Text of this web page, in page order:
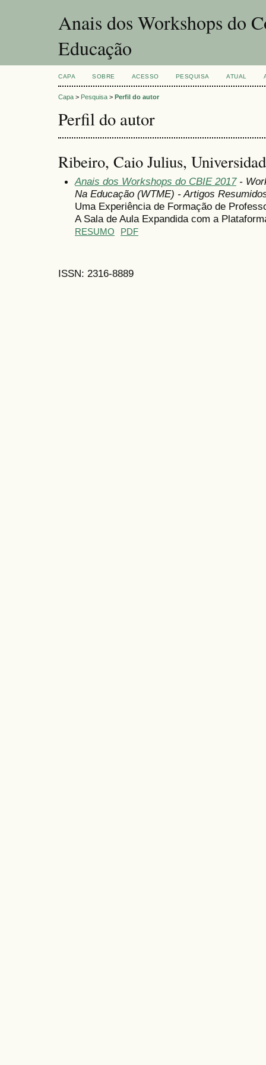
Anais dos Workshops do
Educação
CAPA SOBRE ACESSO PESQUISA ATUAL
Capa > Pesquisa > Perfil do autor
Perfil do autor
Ribeiro, Caio Julius,
Anais dos Workshops do CBIE 2017-
Na Educação (WTME) - Artigos
Uma Experiência de Formação de
A Sala de Aula Expandida com a
RESUMO PDF
ISSN: 2316-8889